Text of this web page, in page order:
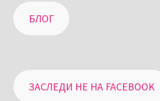
БЛОГ
ЗАСЛЕДИ НЕ НА FACEBOOK